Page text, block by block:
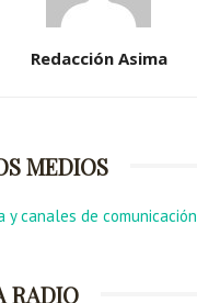
Redacción Asima
MEDIOS
y canales de comunicación
RADIO